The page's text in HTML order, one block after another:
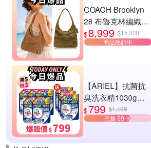
COACH Brooklyn
28 布魯克林編織款
單肩包-橄欖綠
$8,999 $15,000
商品熱銷中
【ARIEL】抗菌抗
臭洗衣精1030g補
充包 X8 (抗菌去漬/
室內晾曬) 兩款任選
$799 $1,499
已搶 69 ％